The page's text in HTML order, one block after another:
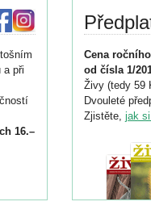
a při
16.–
Cena
od čísla 1/
Živy (tedy 59
Dvouleté
Zjistěte, jak